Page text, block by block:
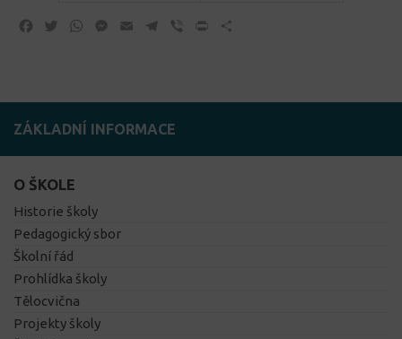
Facebook
TwitterWhatsApp
Messenger
Email Telegram
Viber Print
ZÁKLADNÍ INFORMACE
O ŠKOLE
Historie školy
Pedagogický sbor
Školní řád
Prohlídka školy
Tělocvična
Projekty školy